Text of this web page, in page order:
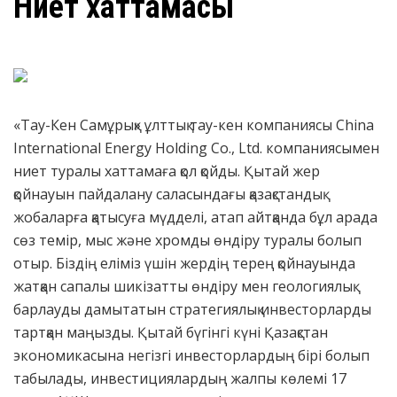
«Тау-Кен Самұрық» ұлттық тау-кен компаниясы China
International Energy Holding Co., Ltd. компаниясымен
ниет туралы хаттамаға қол қойды. Қытай жер
қойнауын пайдалану саласындағы қазақстандық
жобаларға қатысуға мүдделі, атап айтқанда бұл арада
сөз темір, мыс және хромды өндіру туралы болып
отыр. Біздің еліміз үшін жердің терең қойнауында
жатқан сапалы шикізатты өндіру мен геологиялық
барлауды дамытатын стратегиялық инвесторларды
тартқан маңызды. Қытай бүгінгі күні Қазақстан
экономикасына негізгі инвесторлардың бірі болып
табылады, инвестициялардың жалпы көлемі 17